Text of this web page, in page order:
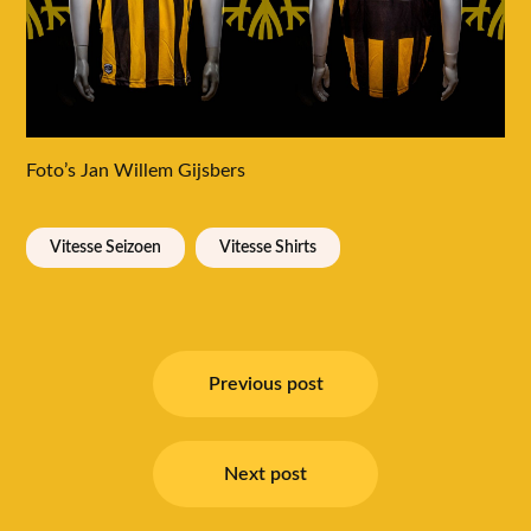
Foto’s Jan Willem Gijsbers
Vitesse Seizoen Vitesse Shirts
Previous post
Next post